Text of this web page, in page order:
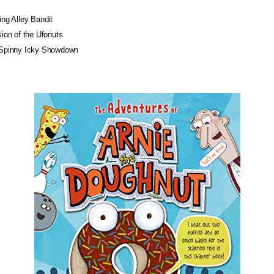
Alley Bandit
of the Ufonuts
Icky Showdown